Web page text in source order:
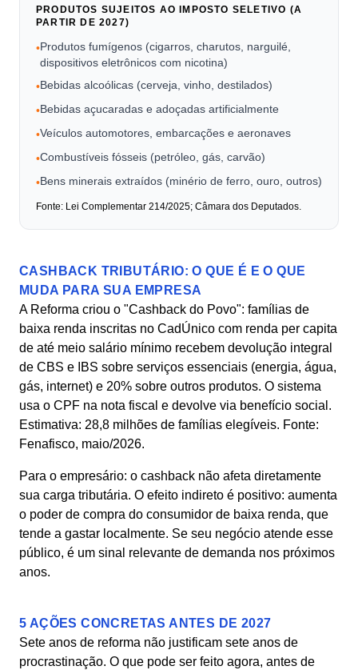
PRODUTOS SUJEITOS AO IMPOSTO SELETIVO (A
PARTIR DE 2027)
•Produtos fumígenos (cigarros, charutos, narguilé,
dispositivos eletrônicos com nicotina)
•Bebidas alcoólicas (cerveja, vinho, destilados)
•Bebidas açucaradas e adoçadas artificialmente
•Veículos automotores, embarcações e aeronaves
•Combustíveis fósseis (petróleo, gás, carvão)
•Bens minerais extraídos (minério de ferro, ouro, outros)
Fonte: Lei Complementar 214/2025; Câmara dos Deputados.
CASHBACK TRIBUTÁRIO: O QUE É E O QUE
MUDA PARA SUA EMPRESA
A Reforma criou o "Cashback do Povo": famílias de
baixa renda inscritas no CadÚnico com renda per capita
de até meio salário mínimo recebem devolução integral
de CBS e IBS sobre serviços essenciais (energia, água,
gás, internet) e 20% sobre outros produtos. O sistema
usa o CPF na nota fiscal e devolve via benefício social.
Estimativa: 28,8 milhões de famílias elegíveis. Fonte:
Fenafisco, maio/2026.
Para o empresário: o cashback não afeta diretamente
sua carga tributária. O efeito indireto é positivo: aumenta
o poder de compra do consumidor de baixa renda, que
tende a gastar localmente. Se seu negócio atende esse
público, é um sinal relevante de demanda nos próximos
anos.
5 AÇÕES CONCRETAS ANTES DE 2027
Sete anos de reforma não justificam sete anos de
procrastinação. O que pode ser feito agora, antes de